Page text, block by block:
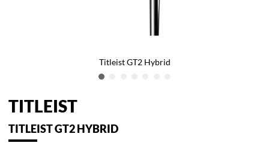
Titleist GT2 Hybrid
TITLEIST
TITLEIST GT2 HYBRID